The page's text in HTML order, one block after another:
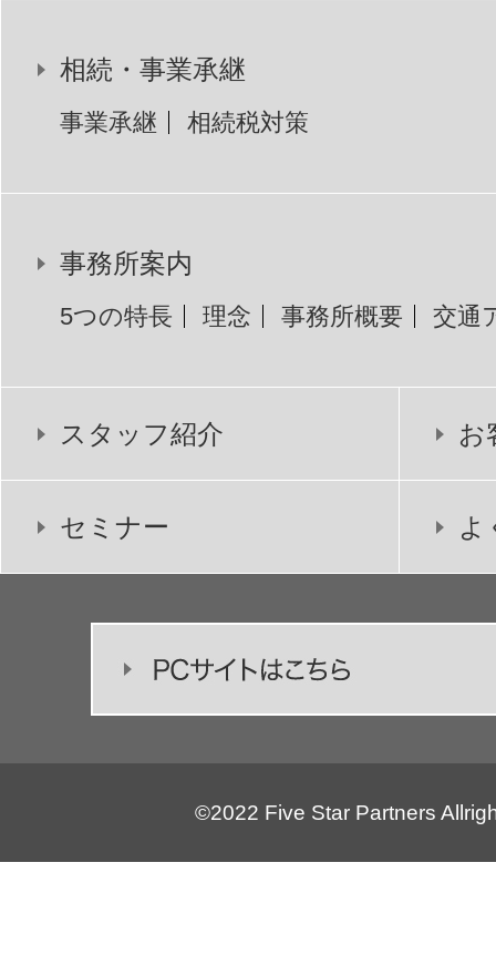
相続・事業承継
事業承継 相続税対策
事務所案内
5つの特長 理念 事務所概要 交通
スタッフ紹介 お
セミナー よ
©2022 Five Star Partners